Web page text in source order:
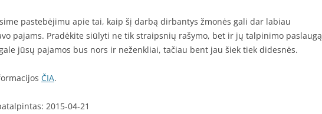
pastebėjimu apie tai, kaip šį darbą dirbantys žmonės gali dar labiau
pajams. Pradėkite siūlyti ne tik straipsnių rašymo, bet ir jų talpinimo paslaugą
jūsų pajamos bus nors ir neženkliai, tačiau bent jau šiek tiek didesnės.
ČIA.
2015-04-21